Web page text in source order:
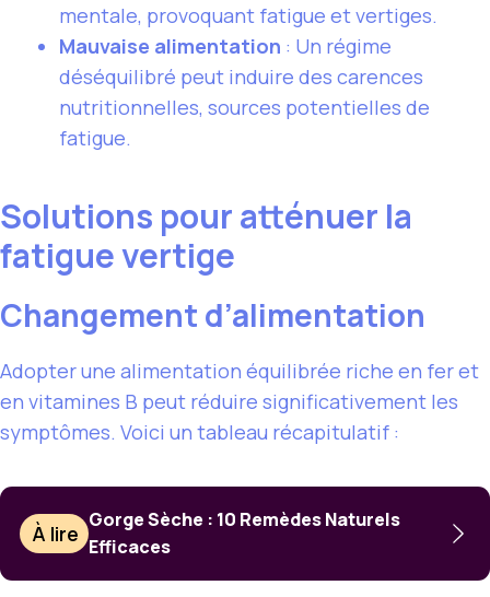
mentale, provoquant fatigue et vertiges.
Mauvaise alimentation : Un régime
déséquilibré peut induire des carences
nutritionnelles, sources potentielles de
fatigue.
Solutions pour atténuer la
fatigue vertige
Changement d’alimentation
Adopter une alimentation équilibrée riche en fer et
en vitamines B peut réduire significativement les
symptômes. Voici un tableau récapitulatif :
À lire
Gorge Sèche : 10 Remèdes Naturels
Efficaces